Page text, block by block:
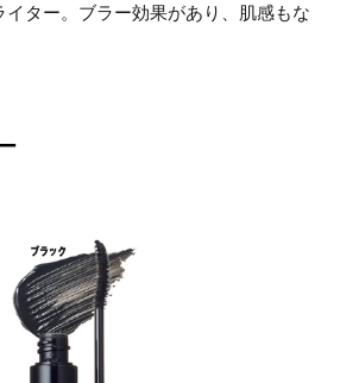
イター。ブラー効果があり、肌感もな